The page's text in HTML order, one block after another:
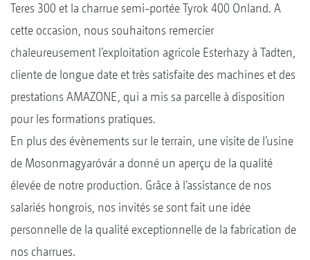
Teres 300 et la charrue semi-portée Tyrok 400 Onland. A
cette occasion, nous souhaitons remercier
chaleureusement l’exploitation agricole Esterhazy à Tadten,
cliente de longue date et très satisfaite des machines et des
prestations AMAZONE, qui a mis sa parcelle à disposition
pour les formations pratiques.
En plus des évènements sur le terrain, une visite de l’usine
de Mosonmagyaróvár a donné un aperçu de la qualité
élevée de notre production. Grâce à l’assistance de nos
salariés hongrois, nos invités se sont fait une idée
personnelle de la qualité exceptionnelle de la fabrication de
nos charrues.